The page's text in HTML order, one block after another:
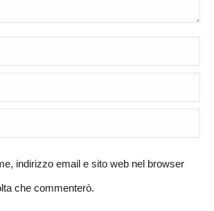
indirizzo email e sito web nel browser
che commenterò.